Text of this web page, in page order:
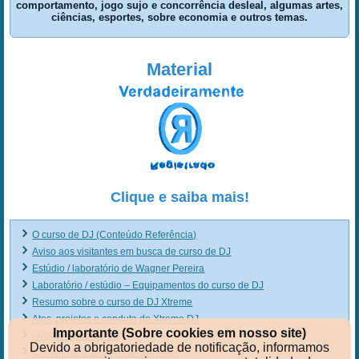
comportamento, jogo sujo e concorrência desleal, algumas artes,
ciências, esportes, sobre economia e outros temas.
Material
Clique e saiba mais!
O curso de DJ (Conteúdo Referência)
Aviso aos visitantes em busca de curso de DJ
Estúdio / laboratório de Wagner Pereira
Laboratório / estúdio – Equipamentos do curso de DJ
Resumo sobre o curso de DJ Xtreme
Atos, projetos e conduta da Xtreme DJ
FAQ do curso de DJ
Comunicado aos ex-concorrentes
Importante (Sobre cookies em nosso site)
Devido a obrigatoriedade de notificação, informamos